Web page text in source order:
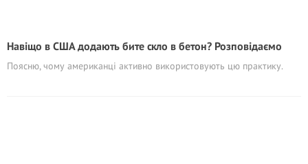
Навіщо в США додають бите скло в бетон? Розповідаємо
Поясню, чому американці активно використовують цю практику.